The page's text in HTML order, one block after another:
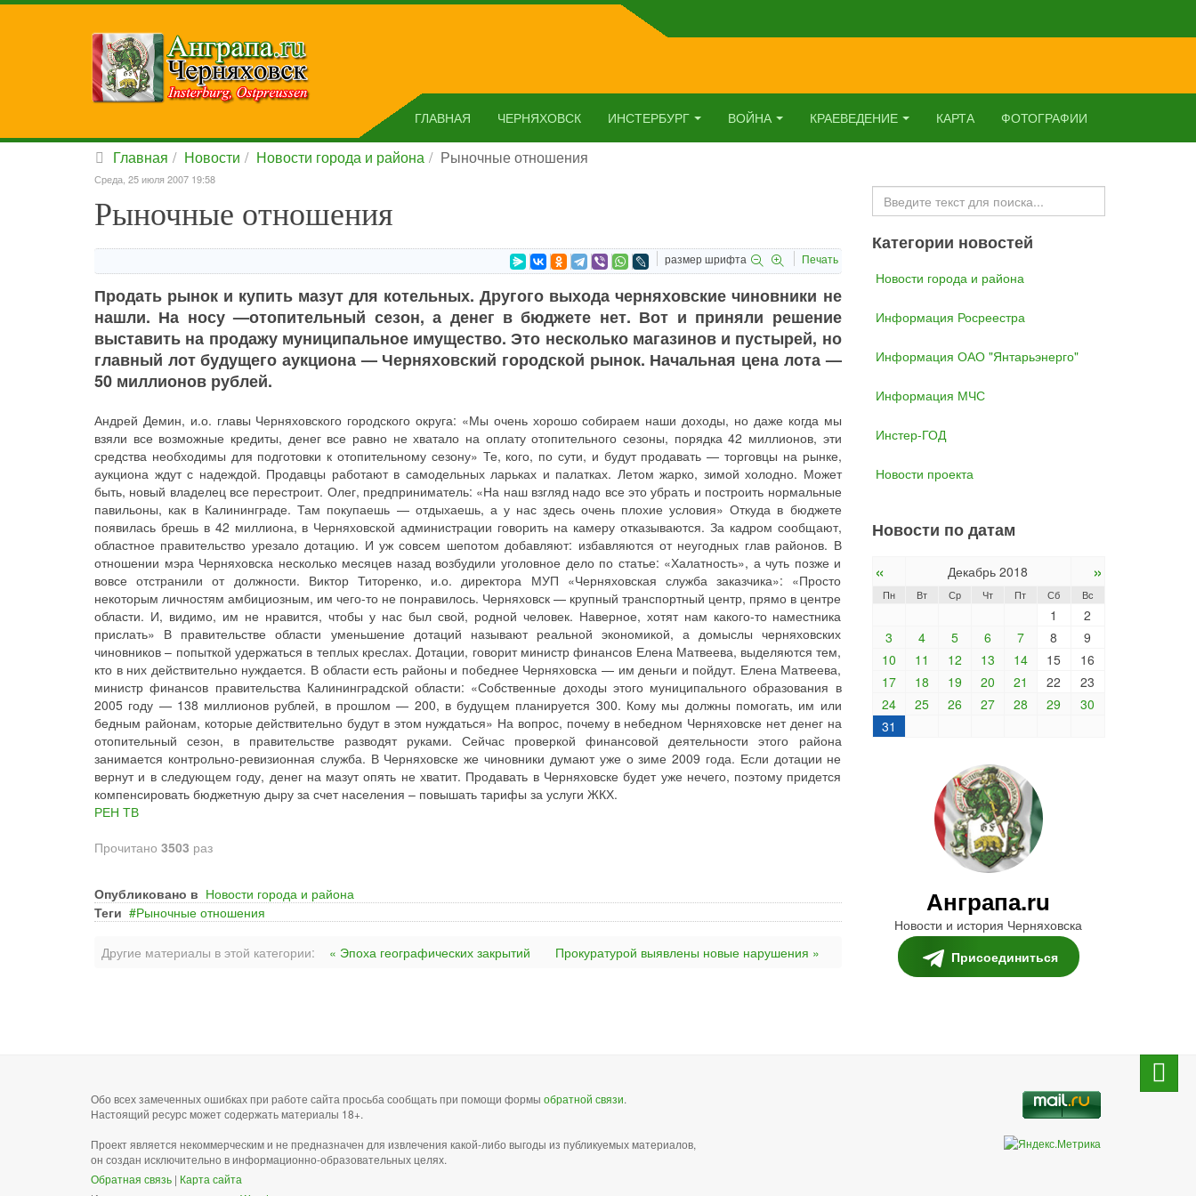
ГЛАВНАЯ ЧЕРНЯХОВСК ИНСТЕРБУРГ ВОЙНА КРАЕВЕДЕНИЕ КАРТА ФОТОГРАФИИ
Главная Новости Новости города и района Рыночные отношения
Среда, 25 июля 2007 19:58
Рыночные отношения
размер шрифта Печать
Продать рынок и купить мазут для котельных. Другого выхода черняховские чиновники не
нашли. На носу —отопительный сезон, а денег в бюджете нет. Вот и приняли решение
выставить на продажу муниципальное имущество. Это несколько магазинов и пустырей, но
главный лот будущего аукциона — Черняховский городской рынок. Начальная цена лота —
50 миллионов рублей.
Андрей Демин, и.о. главы Черняховского городского округа: «Мы очень хорошо собираем наши доходы, но даже когда мы
взяли все возможные кредиты, денег все равно не хватало на оплату отопительного сезоны, порядка 42 миллионов, эти
средства необходимы для подготовки к отопительному сезону» Те, кого, по сути, и будут продавать — торговцы на рынке,
аукциона ждут с надеждой. Продавцы работают в самодельных ларьках и палатках. Летом жарко, зимой холодно. Может
быть, новый владелец все перестроит. Олег, предприниматель: «На наш взгляд надо все это убрать и построить нормальные
павильоны, как в Калининграде. Там покупаешь — отдыхаешь, а у нас здесь очень плохие условия» Откуда в бюджете
появилась брешь в 42 миллиона, в Черняховской администрации говорить на камеру отказываются. За кадром сообщают,
областное правительство урезало дотацию. И уж совсем шепотом добавляют: избавляются от неугодных глав районов. В
отношении мэра Черняховска несколько месяцев назад возбудили уголовное дело по статье: «Халатность», а чуть позже и
вовсе отстранили от должности. Виктор Титоренко, и.о. директора МУП «Черняховская служба заказчика»: «Просто
некоторым личностям амбициозным, им чего-то не понравилось. Черняховск — крупный транспортный центр, прямо в центре
области. И, видимо, им не нравится, чтобы у нас был свой, родной человек. Наверное, хотят нам какого-то наместника
прислать» В правительстве области уменьшение дотаций называют реальной экономикой, а домыслы черняховских
чиновников – попыткой удержаться в теплых креслах. Дотации, говорит министр финансов Елена Матвеева, выделяются тем,
кто в них действительно нуждается. В области есть районы и победнее Черняховска — им деньги и пойдут. Елена Матвеева,
министр финансов правительства Калининградской области: «Собственные доходы этого муниципального образования в
2005 году — 138 миллионов рублей, в прошлом — 200, в будущем планируется 300. Кому мы должны помогать, им или
бедным районам, которые действительно будут в этом нуждаться» На вопрос, почему в небедном Черняховске нет денег на
отопительный сезон, в правительстве разводят руками. Сейчас проверкой финансовой деятельности этого района
занимается контрольно-ревизионная служба. В Черняховске же чиновники думают уже о зиме 2009 года. Если дотации не
вернут и в следующем году, денег на мазут опять не хватит. Продавать в Черняховске будет уже нечего, поэтому придется
компенсировать бюджетную дыру за счет населения – повышать тарифы за услуги ЖКХ.
РЕН ТВ
Прочитано 3503 раз
Опубликовано в Новости города и района
Теги
Рыночные отношения
Другие материалы в этой категории: « Эпоха географических закрытий Прокуратурой выявлены новые нарушения »
Искать...
Категории новостей
Новости города и района
Информация Росреестра
Информация ОАО "Янтарьэнерго"
Информация МЧС
Инстер-ГОД
Новости проекта
Новости по датам
« Декабрь 2018 »
Пн Вт Ср Чт Пт Сб Вс
1
2
3
4 5 6 7 8
9
10
11 12 13 14 15
16
17
18 19 20 21 22
23
24
25 26 27 28 29
30
31
Анграпа.ru
Новости и история Черняховска
Присоединиться
Обо всех замеченных ошибках при работе сайта просьба сообщать при помощи формы обратной связи.
Настоящий ресурс может содержать материалы 18+.
Проект является некоммерческим и не предназначен для извлечения какой-либо выгоды из публикуемых материалов,
он создан исключительно в информационно-образовательных целях.
Обратная связь | Карта сайта